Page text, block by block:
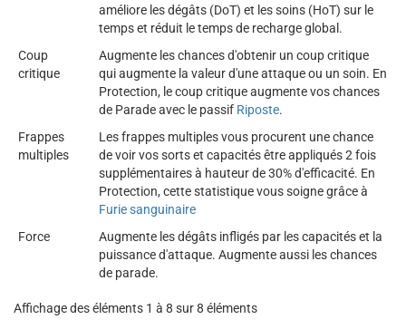
améliore les dégâts (DoT) et les soins (HoT) sur le
temps et réduit le temps de recharge global.
Coup
critique
Augmente les chances d'obtenir un coup critique
qui augmente la valeur d'une attaque ou un soin. En
Protection, le coup critique augmente vos chances
de Parade avec le passif Riposte.
Frappes
multiples
Les frappes multiples vous procurent une chance
de voir vos sorts et capacités être appliqués 2 fois
supplémentaires à hauteur de 30% d'efficacité. En
Protection, cette statistique vous soigne grâce à
Furie sanguinaire
Force
Augmente les dégâts infligés par les capacités et la
puissance d'attaque. Augmente aussi les chances
de parade.
Affichage des éléments 1 à 8 sur 8 éléments